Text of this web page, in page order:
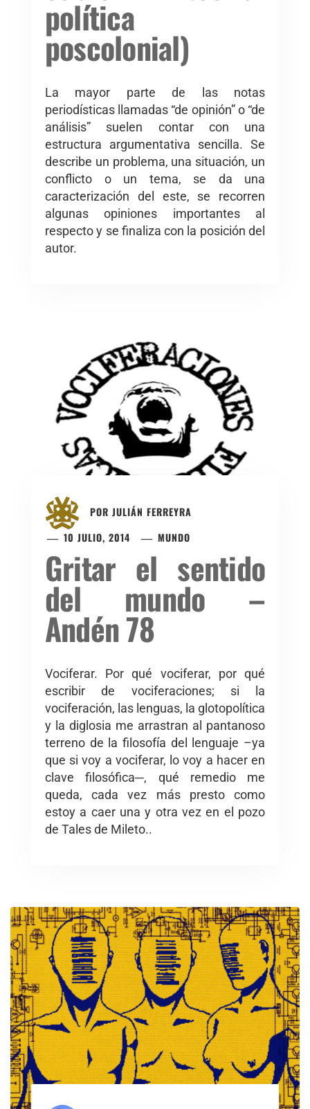
política
poscolonial)
La mayor parte de las notas
periodísticas llamadas “de opinión” o “de
análisis” suelen contar con una
estructura argumentativa sencilla. Se
describe un problema, una situación, un
conflicto o un tema, se da una
caracterización del este, se recorren
algunas opiniones importantes al
respecto y se finaliza con la posición del
autor.
POR JULIÁN FERREYRA
10 JULIO, 2014
MUNDO
Gritar el sentido
del mundo –
Andén 78
Vociferar. Por qué vociferar, por qué
escribir de vociferaciones; si la
vociferación, las lenguas, la glotopolítica
y la diglosia me arrastran al pantanoso
terreno de la filosofía del lenguaje –ya
que si voy a vociferar, lo voy a hacer en
clave filosófica─, qué remedio me
queda, cada vez más presto como
estoy a caer una y otra vez en el pozo
de Tales de Mileto..